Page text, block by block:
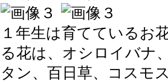
１年生は育てているお
る花は、オシロイバナ
タン、百日草、コスモ